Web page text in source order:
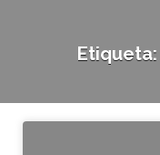
Etiqueta: